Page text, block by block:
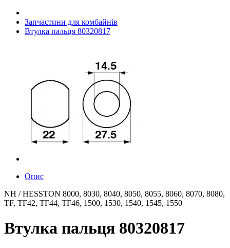
Запчастини для комбайнів
Втулка пальця 80320817
Опис
NH / HESSTON 8000, 8030, 8040, 8050, 8055, 8060, 8070, 8080,
TF, TF42, TF44, TF46, 1500, 1530, 1540, 1545, 1550
Втулка пальця 80320817